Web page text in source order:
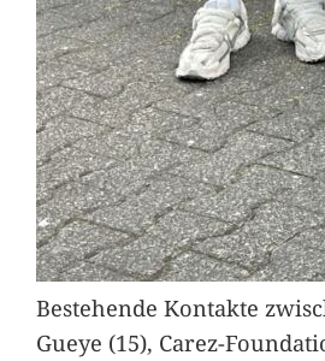
Bestehende Kontakte
Gueye (15), Carez-